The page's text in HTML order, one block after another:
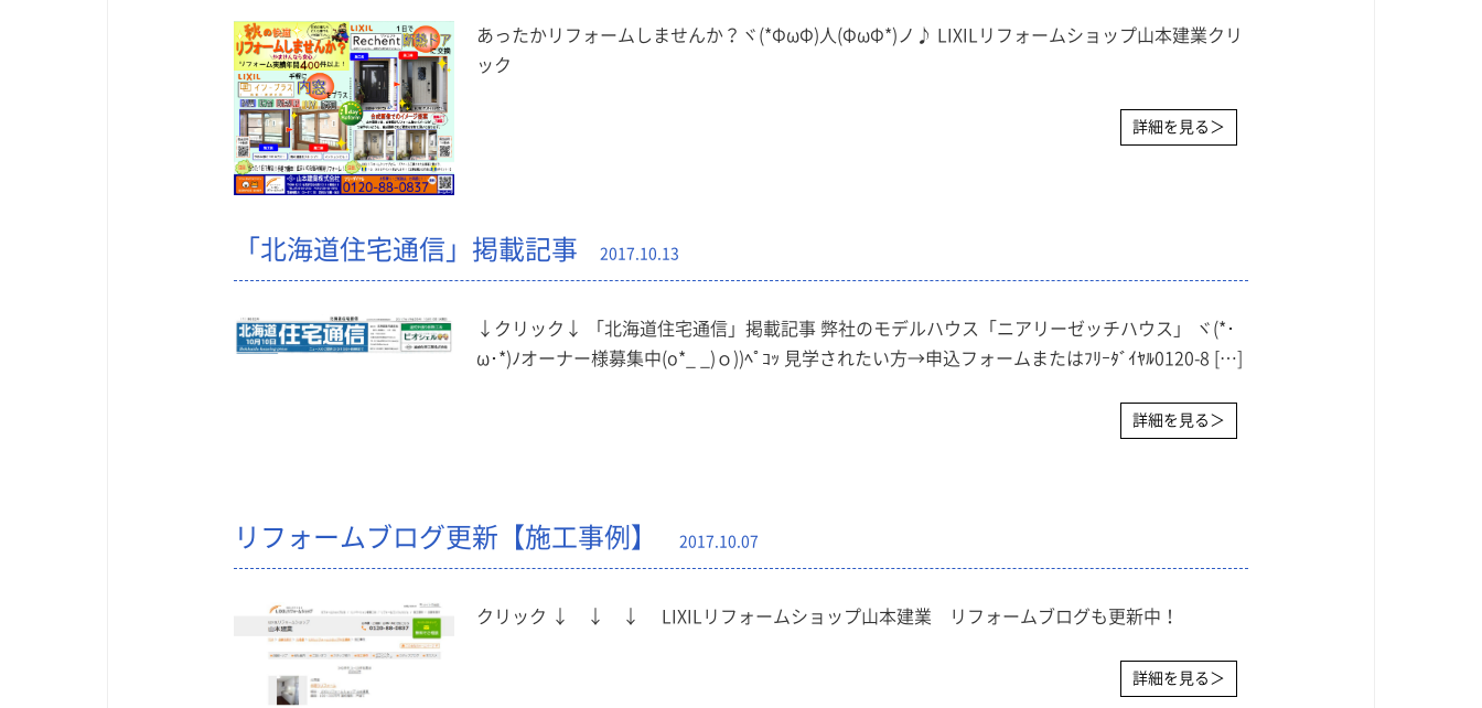
あったかリフォームしませんか？ヾ(*ΦωΦ)人(ΦωΦ*)ノ♪ LIXILリフォームショップ山本建業クリ
ック
詳細を見る＞
「北海道住宅通信」掲載記事 2017.10.13
↓クリック↓ 「北海道住宅通信」掲載記事 弊社のモデルハウス「ニアリーゼッチハウス」 ヾ(*･
ω･*)ﾉオーナー様募集中(o*_ _)ｏ))ﾍﾟｺｯ 見学されたい方→申込フォームまたはﾌﾘｰﾀﾞｲﾔﾙ0120-8 […]
詳細を見る＞
リフォームブログ更新【施工事例】 2017.10.07
クリック ↓ ↓ ↓ LIXILリフォームショップ山本建業 リフォームブログも更新中！
詳細を見る＞